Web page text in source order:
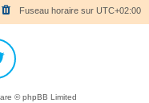
c
h
Fuseau horaire sur UTC+02:00
© phpBB Limited